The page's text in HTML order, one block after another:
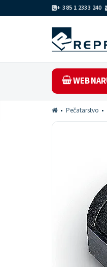
+ 385 1 2333 240
WEB
Pečatarstvo